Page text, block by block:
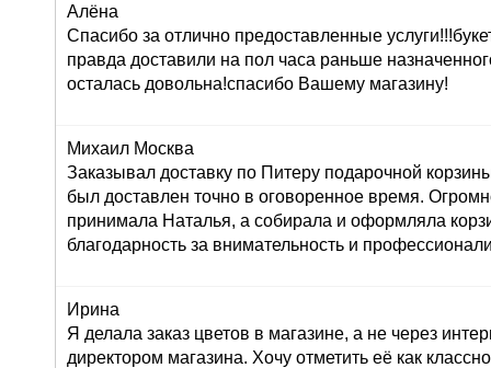
Алёна
Спасибо за отлично предоставленные
правда доставили на пол часа раньше
осталась довольна!спасибо Вашему магазину!
Михаил Москва
Заказывал доставку по Питеру подарочной
был доставлен точно в оговоренное время.
принимала Наталья, а собирала и оформляла
благодарность за внимательность и
Ирина
Я делала заказ цветов в магазине, а не через
директором магазина. Хочу отметить её как